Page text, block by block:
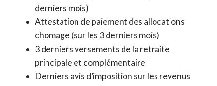
derniers mois)
Attestation de paiement des allocations
chomage (sur les 3 derniers mois)
3 derniers versements de la retraite
principale et complémentaire
Derniers avis d’imposition sur les revenus